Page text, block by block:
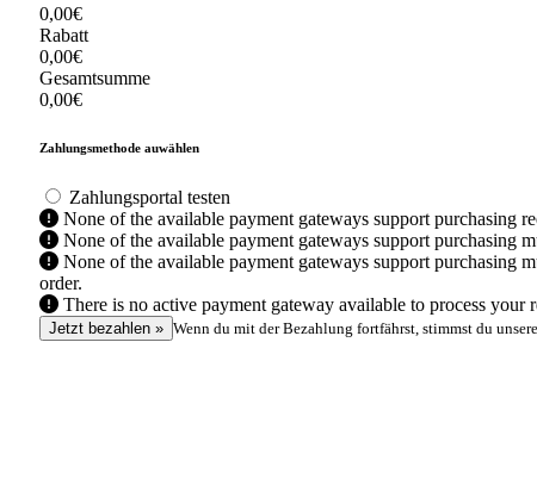
0,00€
Rabatt
0,00€
Gesamtsumme
0,00€
Zahlungsmethode auwählen
Zahlungsportal testen
None of the available payment gateways support purchasing
None of the available payment gateways support purchasing
None of the available payment gateways support purchasing
order.
There is no active payment gateway available to process your
Wenn du mit der Bezahlung fortfährst, stimmst du